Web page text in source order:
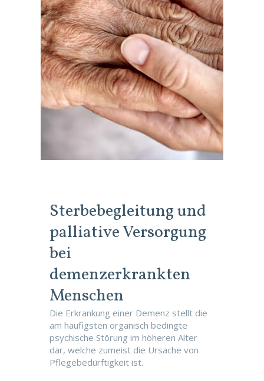
Sterbebegleitung und
palliative Versorgung
bei
demenzerkrankten
Menschen
Die Erkrankung einer Demenz stellt die
am häufigsten organisch bedingte
psychische Störung im höheren Alter
dar, welche zumeist die Ursache von
Pflegebedürftigkeit ist.